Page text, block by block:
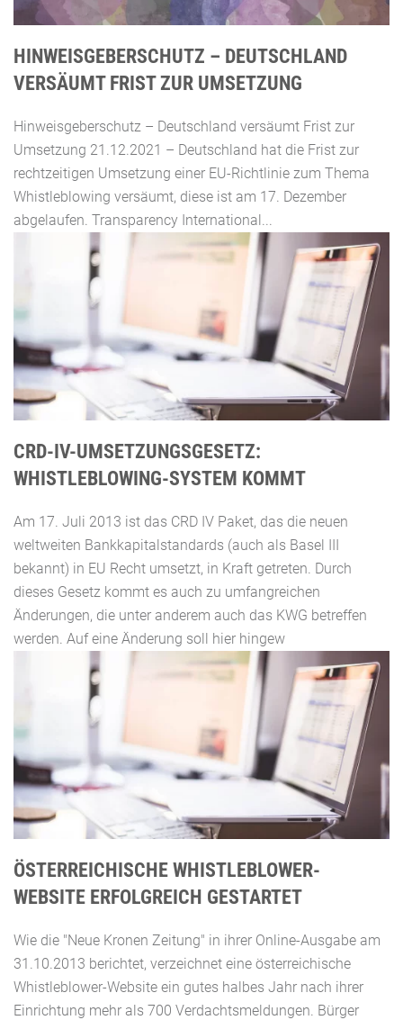
HINWEISGEBERSCHUTZ – DEUTSCHLAND
VERSÄUMT FRIST ZUR UMSETZUNG
Hinweisgeberschutz – Deutschland versäumt Frist zur
Umsetzung 21.12.2021 – Deutschland hat die Frist zur
rechtzeitigen Umsetzung einer EU-Richtlinie zum Thema
Whistleblowing versäumt, diese ist am 17. Dezember
abgelaufen. Transparency International...
CRD-IV-UMSETZUNGSGESETZ:
WHISTLEBLOWING-SYSTEM KOMMT
Am 17. Juli 2013 ist das CRD IV Paket, das die neuen
weltweiten Bankkapitalstandards (auch als Basel III
bekannt) in EU Recht umsetzt, in Kraft getreten. Durch
dieses Gesetz kommt es auch zu umfangreichen
Änderungen, die unter anderem auch das KWG betreffen
werden. Auf eine Änderung soll hier hingew
ÖSTERREICHISCHE WHISTLEBLOWER-
WEBSITE ERFOLGREICH GESTARTET
Wie die "Neue Kronen Zeitung" in ihrer Online-Ausgabe am
31.10.2013 berichtet, verzeichnet eine österreichische
Whistleblower-Website ein gutes halbes Jahr nach ihrer
Einrichtung mehr als 700 Verdachtsmeldungen. Bürger